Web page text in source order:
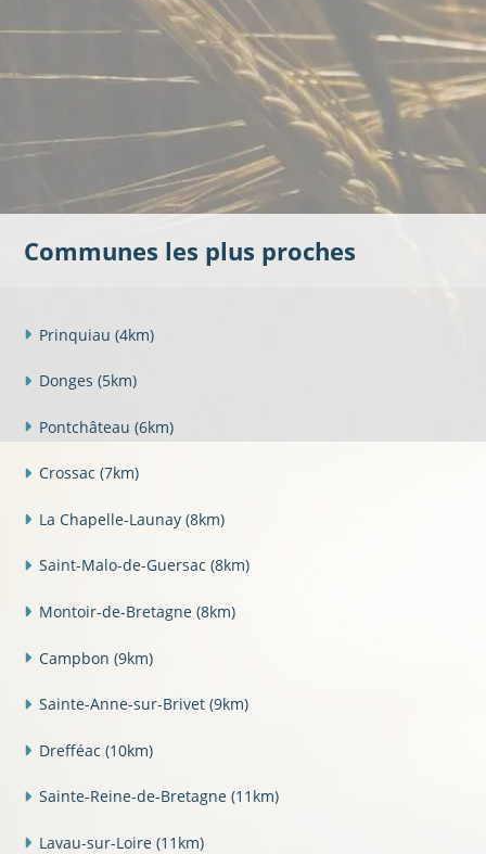
Communes les plus proches
Prinquiau (4km)
Donges (5km)
Pontchâteau (6km)
Crossac (7km)
La Chapelle-Launay (8km)
Saint-Malo-de-Guersac (8km)
Montoir-de-Bretagne (8km)
Campbon (9km)
Sainte-Anne-sur-Brivet (9km)
Drefféac (10km)
Sainte-Reine-de-Bretagne (11km)
Lavau-sur-Loire (11km)